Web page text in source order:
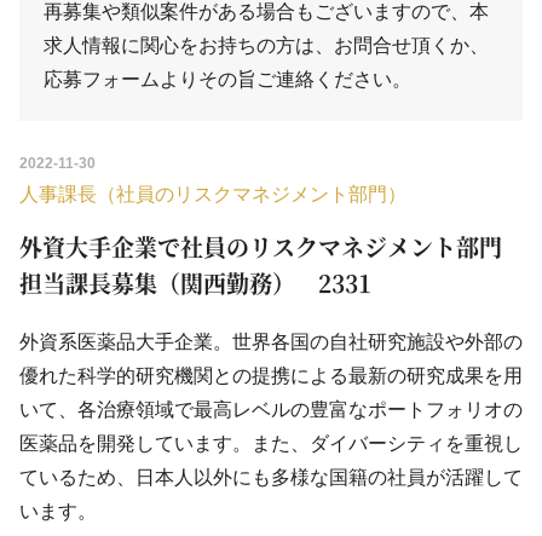
再募集や類似案件がある場合もございますので、本
求人情報に関心をお持ちの方は、 お問合せ頂くか、
応募フォーム よりその旨ご連絡ください。
2022-11-30
人事課長（社員のリスクマネジメント部門）
外資大手企業で社員のリスクマネジメント部門
担当課長募集（関西勤務） 2331
外資系医薬品大手企業。世界各国の自社研究施設や外部の
優れた科学的研究機関との提携による最新の研究成果を用
いて、各治療領域で最高レベルの豊富なポートフォリオの
医薬品を開発しています。また、ダイバーシティを重視し
ているため、日本人以外にも多様な国籍の社員が活躍して
います。